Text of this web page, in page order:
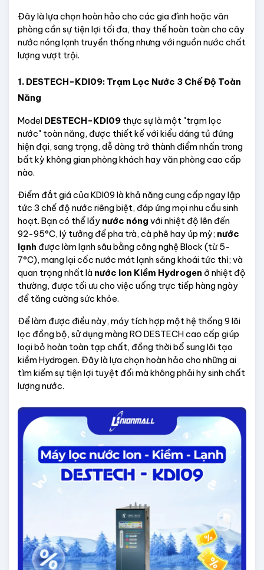
Đây là lựa chọn hoàn hảo cho các gia đình hoặc văn
phòng cần sự tiện lợi tối đa, thay thế hoàn toàn cho cây
nước nóng lạnh truyền thống nhưng với nguồn nước chất
lượng vượt trội.
1. DESTECH-KDI09: Trạm Lọc Nước 3 Chế Độ Toàn
Năng
Model DESTECH-KDI09 thực sự là một "trạm lọc
nước" toàn năng, được thiết kế với kiểu dáng tủ đứng
hiện đại, sang trọng, dễ dàng trở thành điểm nhấn trong
bất kỳ không gian phòng khách hay văn phòng cao cấp
nào.
Điểm đắt giá của KDI09 là khả năng cung cấp ngay lập
tức 3 chế độ nước riêng biệt, đáp ứng mọi nhu cầu sinh
hoạt. Bạn có thể lấy nước nóng với nhiệt độ lên đến
92-95°C, lý tưởng để pha trà, cà phê hay úp mỳ; nước
lạnh được làm lạnh sâu bằng công nghệ Block (từ 5-
7°C), mang lại cốc nước mát lạnh sảng khoái tức thì; và
quan trọng nhất là nước Ion Kiềm Hydrogen ở nhiệt độ
thường, được tối ưu cho việc uống trực tiếp hàng ngày
để tăng cường sức khỏe.
Để làm được điều này, máy tích hợp một hệ thống 9 lõi
lọc đồng bộ, sử dụng màng RO DESTECH cao cấp giúp
loại bỏ hoàn toàn tạp chất, đồng thời bổ sung lõi tạo
kiềm Hydrogen. Đây là lựa chọn hoàn hảo cho những ai
tìm kiếm sự tiện lợi tuyệt đối mà không phải hy sinh chất
lượng nước.